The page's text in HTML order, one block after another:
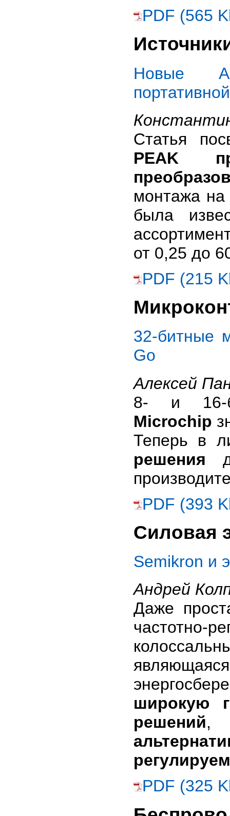
PDF (565
Новые
Статья
PEAK
монтажа на
была
от 0,25 до
PDF (215
32-битные
Go
Алексей
8- и 16-
Microchip
Теперь в
решения
PDF (393
Силовая
Semikron и
Андрей
Даже
частотно-
широкую
решений,
PDF (325